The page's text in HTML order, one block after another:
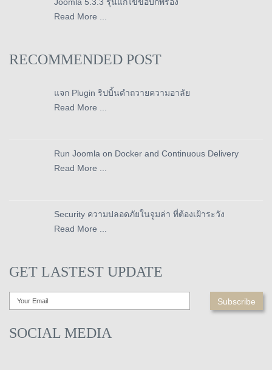
Read More ...
RECOMMENDED POST
แจก Plugin ริปบิ้นดำถวายความอาลัย
Read More ...
Run Joomla on Docker and Continuous Delivery
Read More ...
Security ความปลอดภัยในจูมล่า ที่ต้องเฝ้าระวัง
Read More ...
GET LASTEST UPDATE
SOCIAL MEDIA